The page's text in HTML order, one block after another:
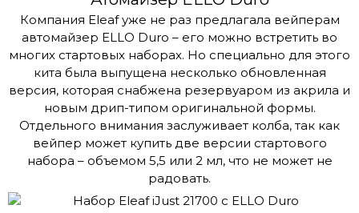
Компания Eleaf уже не раз предлагала вейперам
автомайзер ELLO Duro – его можно встретить во
многих стартовых наборах. Но специально для этого
кита была выпущена несколько обновленная
версия, которая снабжена резервуаром из акрила и
новым дрип-типом оригинальной формы.
Отдельного внимания заслуживает колба, так как
вейпер может купить две версии стартового
набора – объемом 5,5 или 2 мл, что не может не
радовать.